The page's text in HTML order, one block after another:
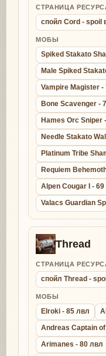
СТРАНИЦА
спойл Cord - spoil
МОБЫ
Spiked Stakato
Male Spiked
Vampire Magister -
Bone Scavenger -
Hames Orc Sniper
Needle Stakato
Platinum Tribe
Requiem
Alpen Cougar I -
Valacs Guardian
Thread
СТРАНИЦА
спойл Thread -
МОБЫ
Elroki - 85 лвл
Andreas Captain
Arimanes - 80 лвл